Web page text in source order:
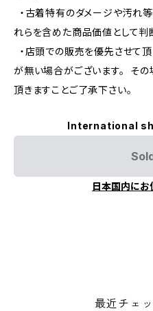
・古着特有のダメージや汚れ
れらを含めた商品価値として判
・店頭での販売を優先させて
が無い場合がございます。 その
頂きますことご了承下さい。
International
日本国内にお
最近チェ